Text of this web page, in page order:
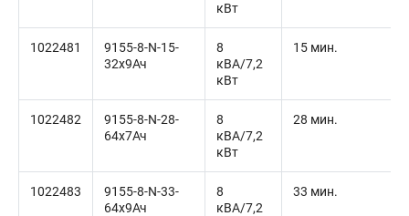
кВт
1022481
9155-8-N-15-
32x9Ач
8
кВА/7,2
кВт
15 мин.
1022482
9155-8-N-28-
64x7Ач
8
кВА/7,2
кВт
28 мин.
1022483
9155-8-N-33-
64x9Ач
8
кВА/7,2
33 мин.